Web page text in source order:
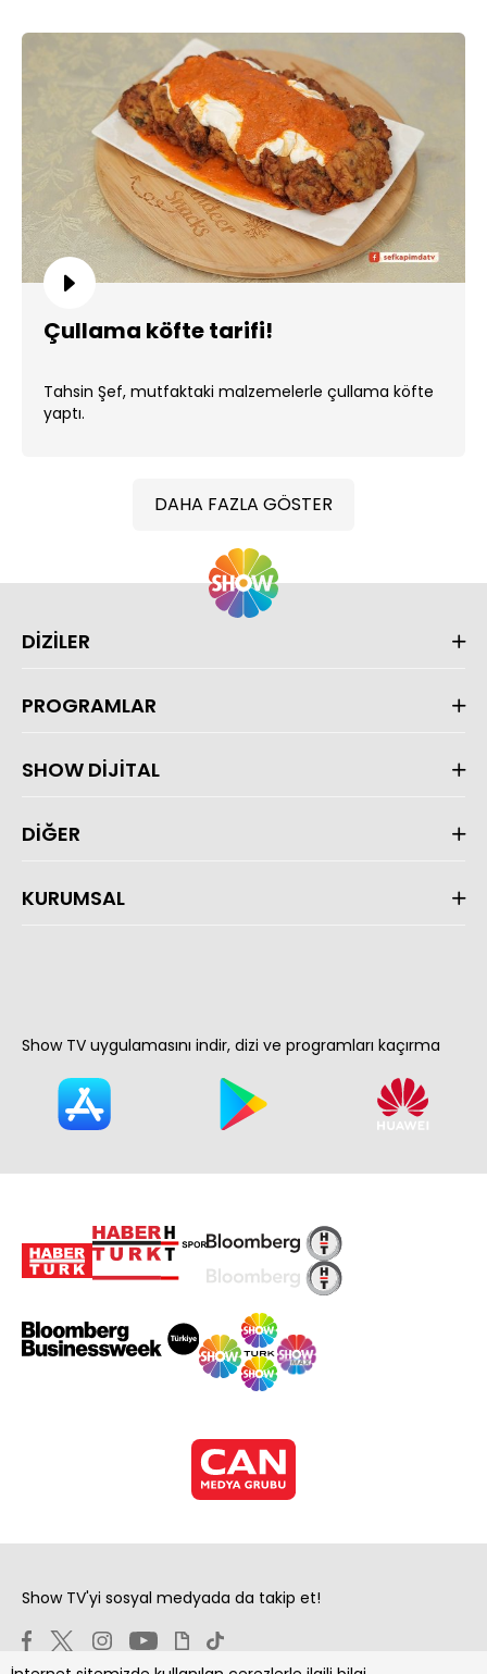
Çullama köfte tarifi!
Tahsin Şef, mutfaktaki malzemelerle çullama köfte
yaptı.
DAHA FAZLA GÖSTER
DİZİLER
PROGRAMLAR
SHOW DİJİTAL
DİĞER
KURUMSAL
Show TV uygulamasını indir, dizi ve programları kaçırma
Show TV'yi sosyal medyada da takip et!